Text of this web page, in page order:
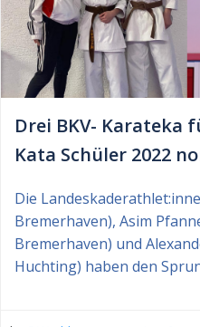
Drei BKV- Karateka
Kata Schüler 2022
Die
Bremerhaven), Asim
Bremerhaven) und
Huchting) haben den